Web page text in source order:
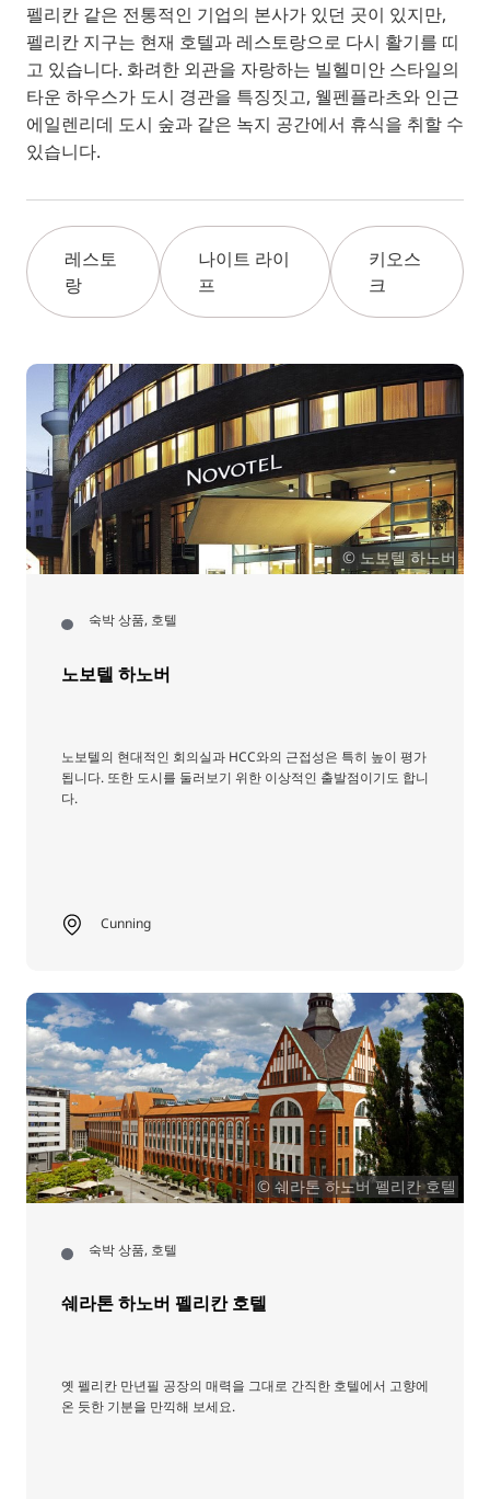
펠리칸 같은 전통적인 기업의 본사가 있던 곳이 있지만,
펠리칸 지구는 현재 호텔과 레스토랑으로 다시 활기를 띠
고 있습니다. 화려한 외관을 자랑하는 빌헬미안 스타일의
타운 하우스가 도시 경관을 특징짓고, 웰펜플라츠와 인근
에일렌리데 도시 숲과 같은 녹지 공간에서 휴식을 취할 수
있습니다.
레스토
랑
나이트 라이
프
키오스
크
© 노보텔 하노버
숙박 상품, 호텔
노보텔 하노버
노보텔의 현대적인 회의실과 HCC와의 근접성은 특히 높이 평가
됩니다. 또한 도시를 둘러보기 위한 이상적인 출발점이기도 합니
다.
Cunning
© 쉐라톤 하노버 펠리칸 호텔
숙박 상품, 호텔
쉐라톤 하노버 펠리칸 호텔
옛 펠리칸 만년필 공장의 매력을 그대로 간직한 호텔에서 고향에
온 듯한 기분을 만끽해 보세요.